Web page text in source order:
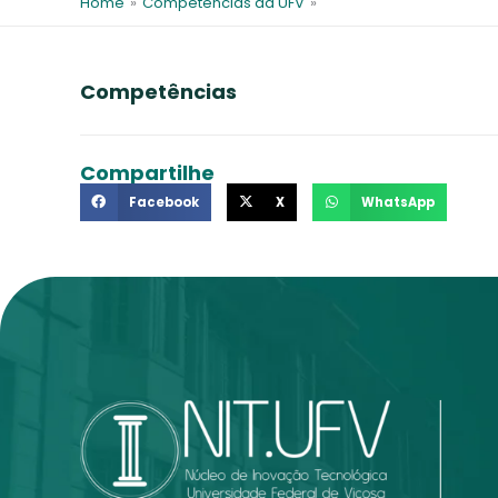
Competências
Compartilhe
Facebook X WhatsApp